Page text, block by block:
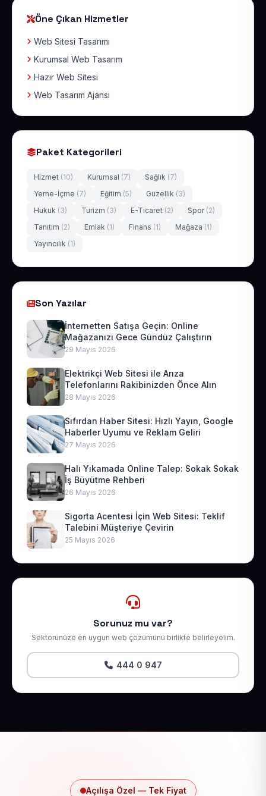
Öne Çıkan Hizmetler
Web Sitesi Tasarımı
Kurumsal Web Tasarım
Hazır Web Sitesi
Web Tasarım Ajansı
Paket Kategorileri
Hizmet (10) Kurumsal (7) Sağlık (7)
Yeme-İçme (7) Eğitim (5) Güzellik (3)
Hukuk (3) Turizm (3) E-Ticaret (2) Spor (2)
Tanıtım (2) Emlak (1) Finans (1) Mağaza (1)
Yayıncılık (1)
Son Yazılar
İnternetten Satışa Geçin: Online
Mağazanızı Gece Gündüz Çalıştırın
29 Mayıs 2026
Elektrikçi Web Sitesi ile Arıza
Telefonlarını Rakibinizden Önce Alın
28 Mayıs 2026
Sıfırdan Haber Sitesi: Hızlı Yayın, Google
Haberler Uyumu ve Reklam Geliri
27 Mayıs 2026
Halı Yıkamada Online Talep: Sokak Sokak
İş Büyütme Rehberi
26 Mayıs 2026
Sigorta Acentesi İçin Web Sitesi: Teklif
Talebini Müşteriye Çevirin
25 Mayıs 2026
Sorunuz mu var?
Sektörünüze en uygun web çözümünü birlikte belirleyelim.
444 0 947
Açılışa Özel — Tek Fiyat